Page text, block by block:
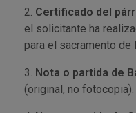
2. Certificado del
el solicitante ha
para el sacramento de
3. Nota o partida de
(original, no fotocopia).